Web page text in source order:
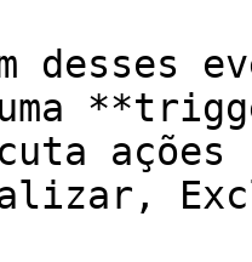
desses